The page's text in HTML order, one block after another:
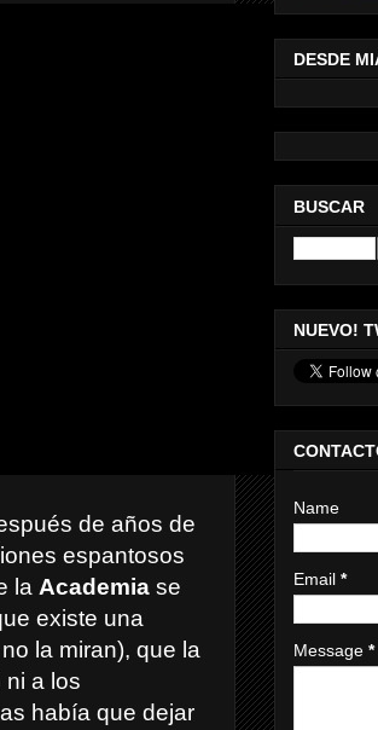
de años de
espantosos
la Academia se
existe una
la miran), que la
a los
había que dejar
DESDE
BUSCAR
NUEVO!
Name
Email *
Message *